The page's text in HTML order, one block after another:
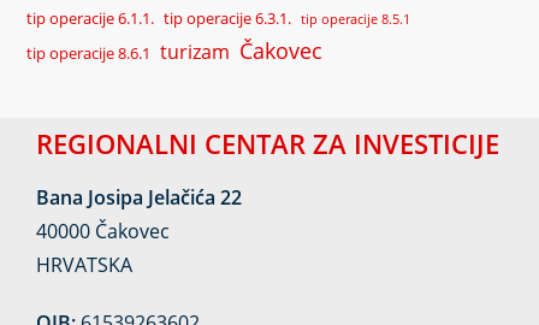
tip operacije 6.1.1. tip operacije 6.3.1. tip operacije 8.5.1
tip operacije 8.6.1 turizam Čakovec
REGIONALNI CENTAR ZA INVESTICIJE
Bana Josipa Jelačića 22
40000 Čakovec
HRVATSKA